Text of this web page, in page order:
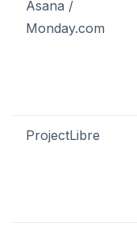
Asana /
Monday.com
ProjectLibre